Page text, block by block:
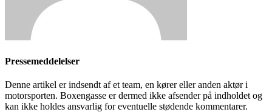
Pressemeddelelser
Denne artikel er indsendt af et team, en kører eller anden aktør i
motorsporten. Boxengasse er dermed ikke afsender på indholdet og
kan ikke holdes ansvarlig for eventuelle stødende kommentarer.